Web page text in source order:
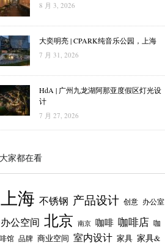
8 月 3, 2026
大奕明亮 | CPARK纯音乐公园，上海
7 月 31, 2026
HdA | 广州九龙湖阿那亚度假区灯光设
计
7 月 27, 2026
家都在看
上海 不锈钢 产品设计 创意 办公室
办公空间 北京 南京 咖啡 咖啡店 咖
馆 品牌 商业空间 室内设计 家具 家具&